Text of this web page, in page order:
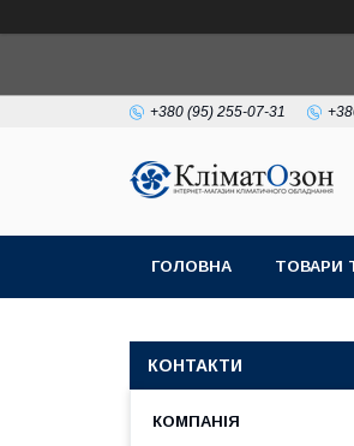
+380 (95) 255-07-31
ГОЛОВНА ТОВАРИ
КОНТАКТИ